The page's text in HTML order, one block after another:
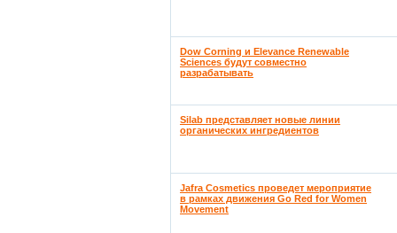
Dow Corning и Elevance Renewable
Sciences будут совместно
разрабатывать
Silab представляет новые линии
органических ингредиентов
Jafra Cosmetics проведет мероприятие
в рамках движения Go Red for Women
Movement